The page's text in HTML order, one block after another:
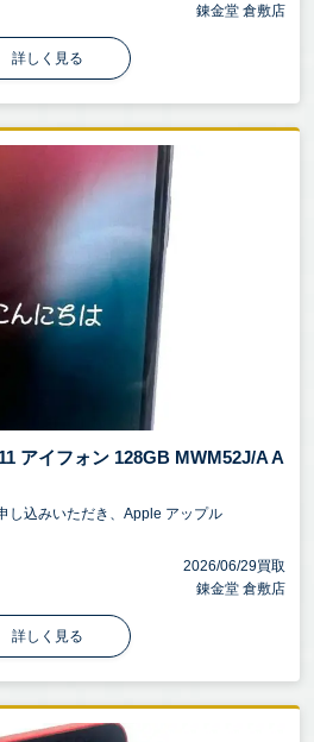
錬金堂 倉敷店
詳しく見る
アイフォン 128GB MWM52J/A A
し込みいただき、Apple アップル
2026/06/29買取
錬金堂 倉敷店
詳しく見る